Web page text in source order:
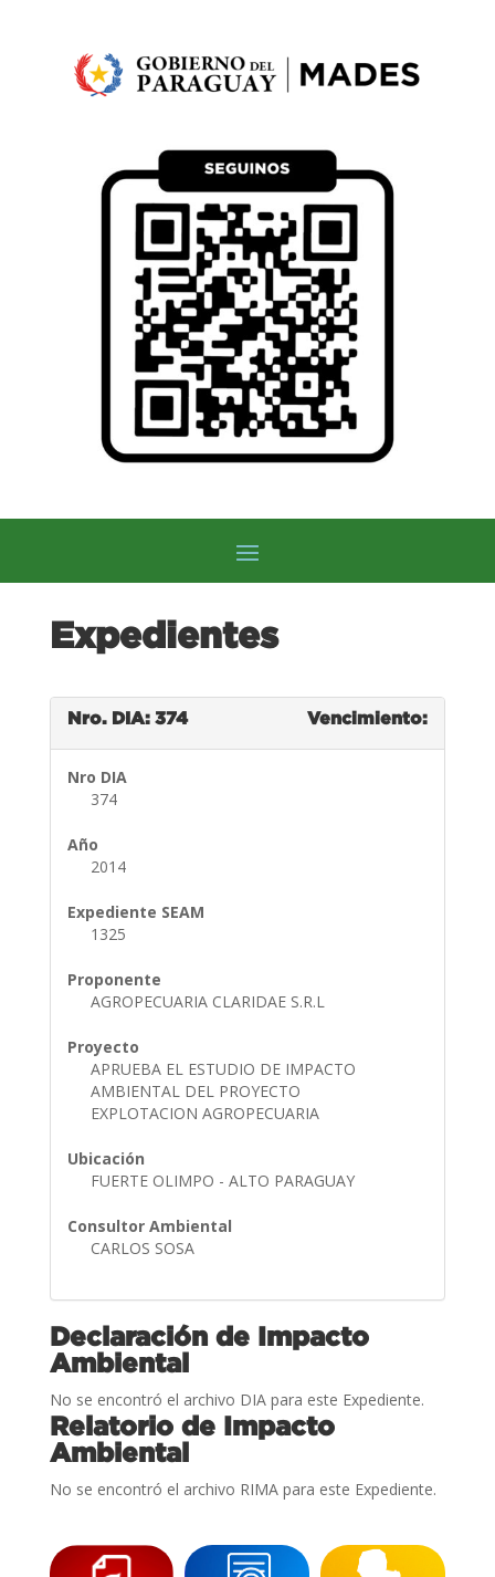
Expedientes
Nro. DIA: 374 Vencimiento:
Nro DIA
374
Año
2014
Expediente SEAM
1325
Proponente
AGROPECUARIA CLARIDAE S.R.L
Proyecto
APRUEBA EL ESTUDIO DE IMPACTO
AMBIENTAL DEL PROYECTO
EXPLOTACION AGROPECUARIA
Ubicación
FUERTE OLIMPO - ALTO PARAGUAY
Consultor Ambiental
CARLOS SOSA
Declaración de Impacto
Ambiental
No se encontró el archivo DIA para este Expediente.
Relatorio de Impacto
Ambiental
No se encontró el archivo RIMA para este Expediente.